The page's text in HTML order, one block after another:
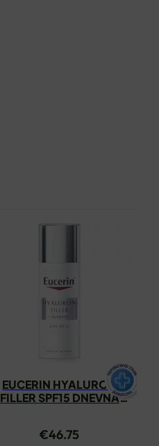
EUCERIN HYALURON
FILLER SPF15 DNEVNA
€46.75